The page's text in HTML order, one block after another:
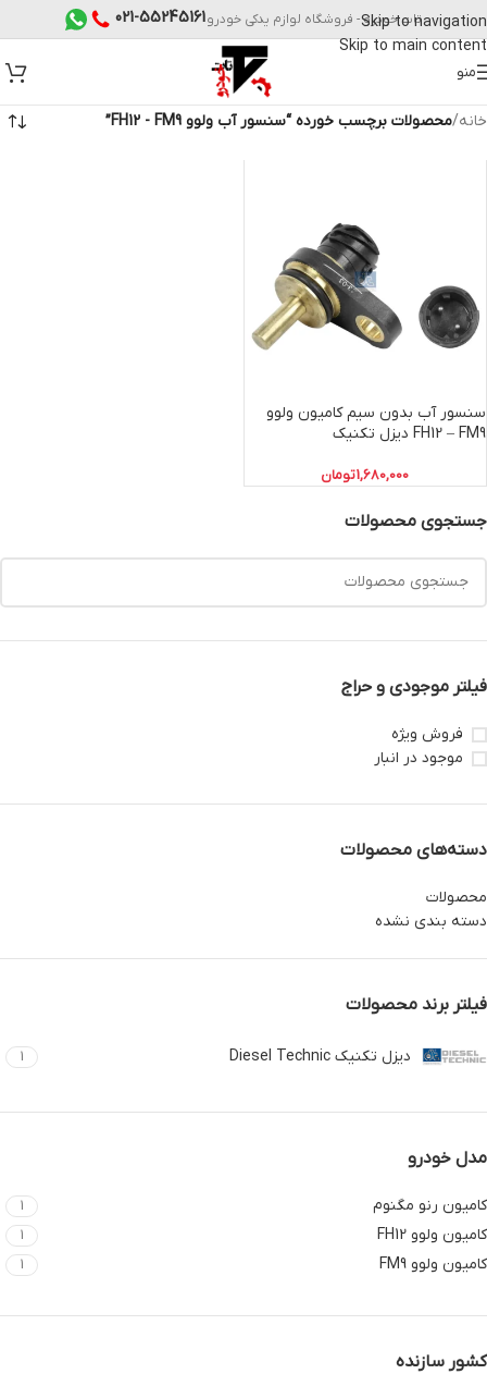
Skip to navigation
Skip to main content
تات خودرو - فروشگاه لوازم یدکی خودرو021-55245161
منو
جستجوی محصولات
فیلتر موجودی و حراج
فروش ویژه
موجود در انبار
دسته‌های محصولات
محصولات
دسته بندی نشده
فیلتر برند محصولات
دیزل تکنیک Diesel Technic 1
مدل خودرو
کامیون رنو مگنوم 1
کامیون ولوو FH12 1
کامیون ولوو FM9 1
کشور سازنده
خانه/محصولات برچسب خورده “سنسور آب ولوو FH12 - FM9”
سنسور آب بدون سیم کامیون ولوو
FH12 – FM9 دیزل تکنیک
1,680,000تومان